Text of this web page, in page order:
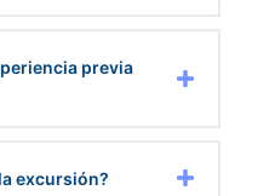
previa
excursión?